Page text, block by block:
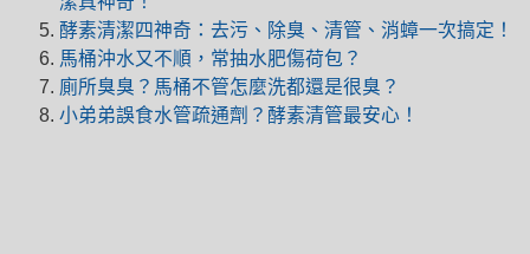
酵素清潔四神奇：去污、除臭、清管、消蟑一次搞定！
馬桶沖水又不順，常抽水肥傷荷包？
廁所臭臭？馬桶不管怎麼洗都還是很臭？
小弟弟誤食水管疏通劑？酵素清管最安心！